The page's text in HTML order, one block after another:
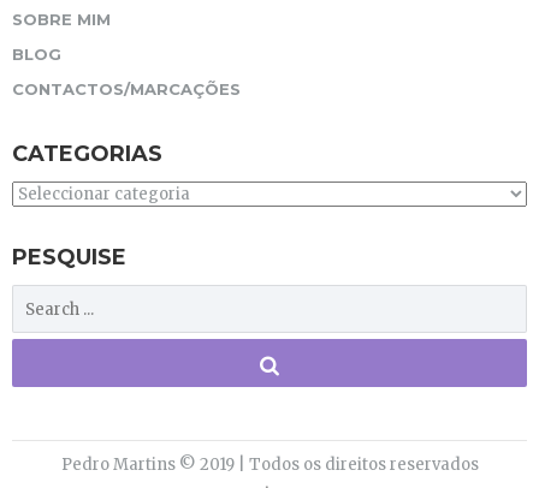
SOBRE MIM
BLOG
CONTACTOS/MARCAÇÕES
CATEGORIAS
Categorias
PESQUISE
Pedro Martins © 2019 | Todos os direitos reservados